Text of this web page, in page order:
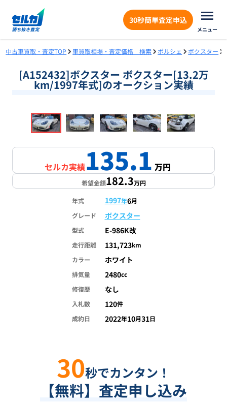
30秒簡単査定申込
メニュー
中古車買取・査定TOP 車買取相場・査定価格 検索 ポルシェ ボクスター
[A152432]ボクスター ボクスター[13.2万
km/1997年式]のオークション実績
1/18
セルカ実績135.1万円
希望金額182.3万円
年式 1997年6月
グレード
ボクスター
型式 E-986K改
走行距離 131,723km
カラー
ホワイト
排気量 2480cc
修復歴
なし
入札数 120件
成約日
2022年10月31日
30秒でカンタン！
【無料】査定申し込み